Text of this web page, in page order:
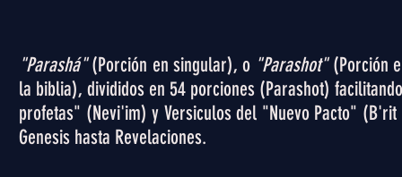
"Parashá"(Porción en singular), o "Parashot"(Porción
la biblia), divididos en 54 porciones (Parashot)
profetas" (Nevi'im) y Versiculos del "Nuevo Pacto"
Genesis hasta Revelaciones.